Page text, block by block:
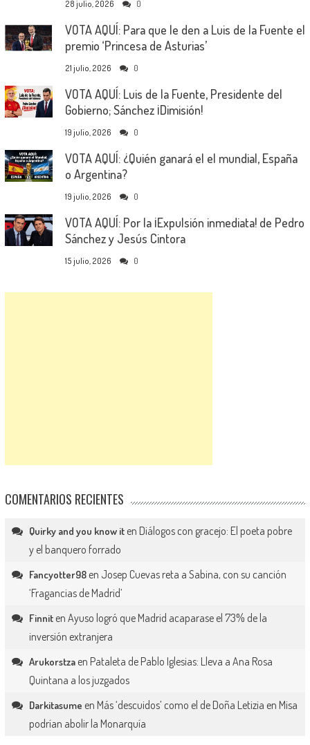
28 julio, 2026 0
VOTA AQUÍ: Para que le den a Luis de la Fuente el
premio ‘Princesa de Asturias’
21 julio, 2026 0
VOTA AQUÍ: Luis de la Fuente, Presidente del
Gobierno; Sánchez ¡Dimisión!
19 julio, 2026 0
VOTA AQUÍ: ¿Quién ganará el el mundial, España
o Argentina?
19 julio, 2026 0
VOTA AQUÍ: Por la ¡Expulsión inmediata! de Pedro
Sánchez y Jesús Cintora
15 julio, 2026 0
COMENTARIOS RECIENTES
Quirky and you know iten Diálogos con gracejo: El poeta pobre
y el banquero forrado
Fancyotter98en Josep Cuevas reta a Sabina, con su canción
‘Fragancias de Madrid’
Finniten Ayuso logró que Madrid acaparase el 73% de la
inversión extranjera
Arukorstzaen Pataleta de Pablo Iglesias: Lleva a Ana Rosa
Quintana a los juzgados
Darkitasume en Más ‘descuidos’ como el de Doña Letizia en Misa
podrían abolir la Monarquía